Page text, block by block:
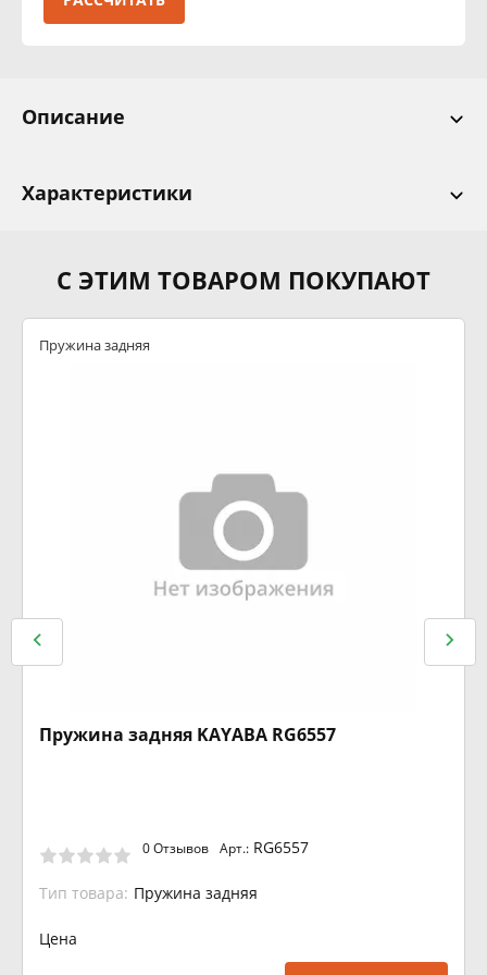
Описание
Характеристики
С ЭТИМ ТОВАРОМ ПОКУПАЮТ
Пружина задняя
Пружина задняя KAYABA RG6557
0 Отзывов Арт.: RG6557
Тип товара: Пружина задняя
Цена